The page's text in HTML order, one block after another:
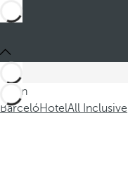
Sei in
BarcelóHotelAll Inclusive